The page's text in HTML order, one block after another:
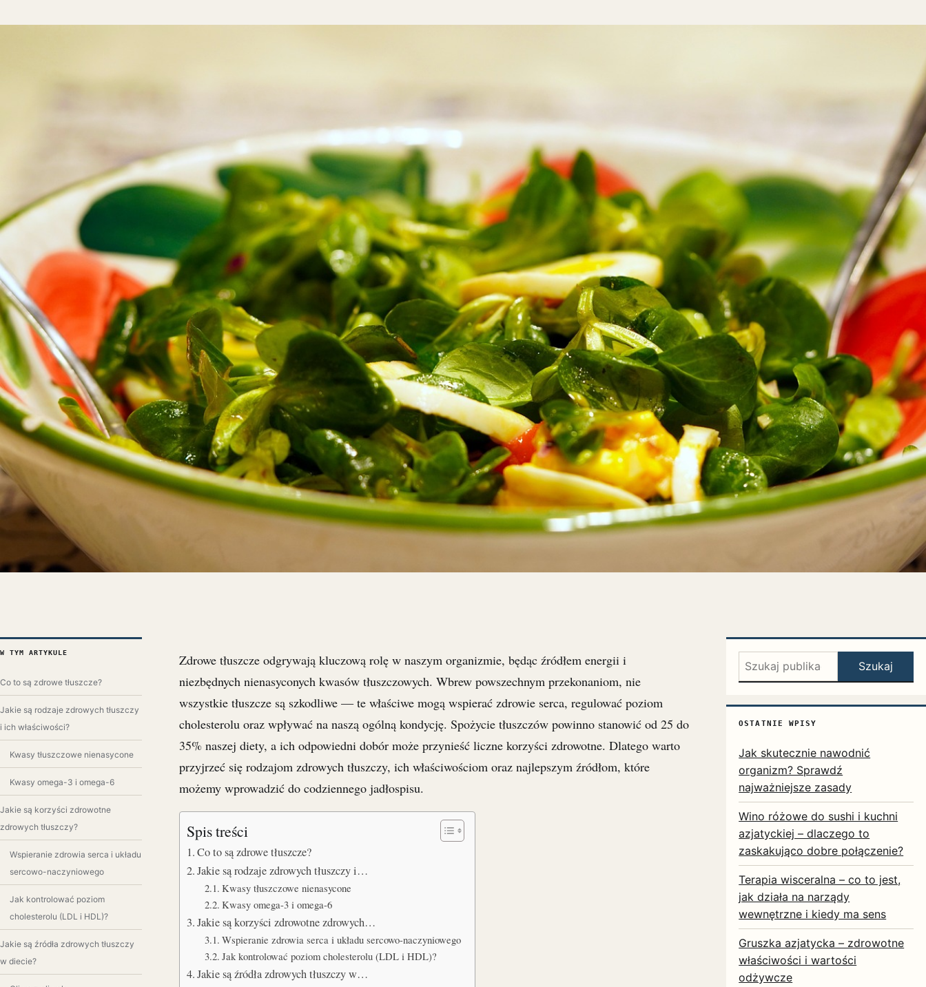
W TYM ARTYKULE
Co to są zdrowe tłuszcze?
Jakie są rodzaje zdrowych tłuszczy
i ich właściwości?
Kwasy tłuszczowe nienasycone
Kwasy omega-3 i omega-6
Jakie są korzyści zdrowotne
zdrowych tłuszczy?
Wspieranie zdrowia serca i układu
sercowo-naczyniowego
Jak kontrolować poziom
cholesterolu (LDL i HDL)?
Jakie są źródła zdrowych tłuszczy
w diecie?
Zdrowe tłuszcze odgrywają kluczową rolę w naszym organizmie, będąc źródłem energii i
niezbędnych nienasyconych kwasów tłuszczowych. Wbrew powszechnym przekonaniom, nie
wszystkie tłuszcze są szkodliwe — te właściwe mogą wspierać zdrowie serca, regulować poziom
cholesterolu oraz wpływać na naszą ogólną kondycję. Spożycie tłuszczów powinno stanowić od 25 do
35% naszej diety, a ich odpowiedni dobór może przynieść liczne korzyści zdrowotne. Dlatego warto
przyjrzeć się rodzajom zdrowych tłuszczy, ich właściwościom oraz najlepszym źródłom, które
możemy wprowadzić do codziennego jadłospisu.
Spis treści
Co to są zdrowe tłuszcze?
Jakie są rodzaje zdrowych tłuszczy i…
Kwasy tłuszczowe nienasycone
Kwasy omega-3 i omega-6
Jakie są korzyści zdrowotne zdrowych…
Wspieranie zdrowia serca i układu sercowo-naczyniowego
Jak kontrolować poziom cholesterolu (LDL i HDL)?
Jakie są źródła zdrowych tłuszczy w…
Szukaj: Szukaj
OSTATNIE WPISY
Jak skutecznie nawodnić
organizm? Sprawdź
najważniejsze zasady
Wino różowe do sushi i kuchni
azjatyckiej – dlaczego to
zaskakująco dobre połączenie?
Terapia wisceralna – co to jest,
jak działa na narządy
wewnętrzne i kiedy ma sens
Gruszka azjatycka – zdrowotne
właściwości i wartości
odżywcze